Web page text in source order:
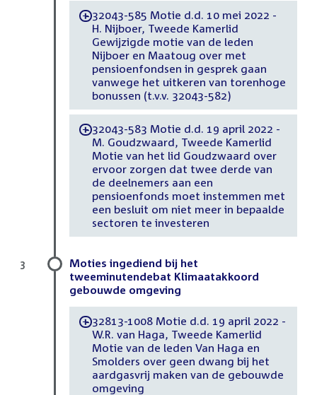
-32043-585 Motie d.d. 10 mei 2022 -
H. Nijboer, Tweede Kamerlid
Gewijzigde motie van de leden
Nijboer en Maatoug over met
pensioenfondsen in gesprek gaan
vanwege het uitkeren van torenhoge
bonussen (t.v.v. 32043-582)
-32043-583 Motie d.d. 19 april 2022 -
M. Goudzwaard, Tweede Kamerlid
Motie van het lid Goudzwaard over
ervoor zorgen dat twee derde van
de deelnemers aan een
pensioenfonds moet instemmen met
een besluit om niet meer in bepaalde
sectoren te investeren
Moties ingediend bij het
tweeminutendebat Klimaatakkoord
gebouwde omgeving
-32813-1008 Motie d.d. 19 april 2022 -
W.R. van Haga, Tweede Kamerlid
Motie van de leden Van Haga en
Smolders over geen dwang bij het
aardgasvrij maken van de gebouwde
omgeving
3